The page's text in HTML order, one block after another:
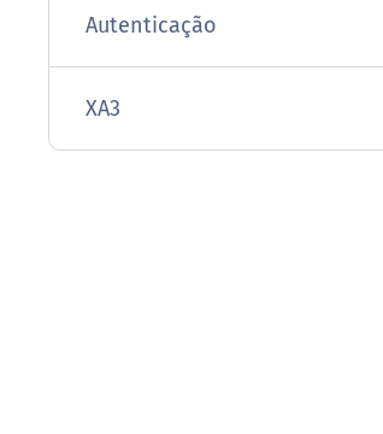
Autenticação
XA3